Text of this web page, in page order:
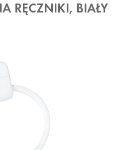
RĘCZNIKI, BIAŁY